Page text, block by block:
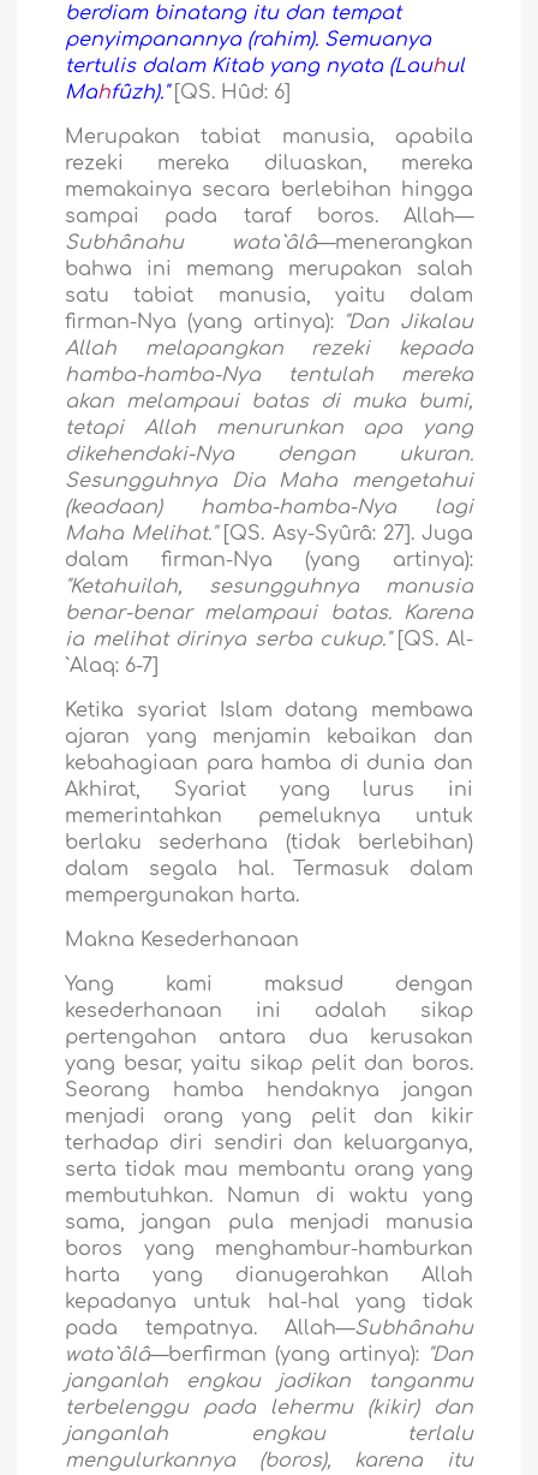
berdiam binatang itu dan tempat
penyimpanannya (rahim). Semuanya
tertulis dalam Kitab yang nyata (Lauhul
Mahfûzh)."[QS. Hûd: 6]
Merupakan tabiat manusia, apabila
rezeki mereka diluaskan, mereka
memakainya secara berlebihan hingga
sampai pada taraf boros. Allah—
Subhânahu wata`âlâ—menerangkan
bahwa ini memang merupakan salah
satu tabiat manusia, yaitu dalam
firman-Nya (yang artinya):
"Dan Jikalau
Allah melapangkan rezeki kepada
hamba-hamba-Nya tentulah mereka
akan melampaui batas di muka bumi,
tetapi Allah menurunkan apa yang
dikehendaki-Nya dengan ukuran.
Sesungguhnya Dia Maha mengetahui
(keadaan) hamba-hamba-Nya lagi
Maha Melihat."[QS. Asy-Syûrâ: 27]. Juga
dalam firman-Nya (yang artinya):
"Ketahuilah, sesungguhnya manusia
benar-benar melampaui batas. Karena
ia melihat dirinya serba cukup."[QS. Al-
`Alaq: 6-7]
Ketika syariat Islam datang membawa
ajaran yang menjamin kebaikan dan
kebahagiaan para hamba di dunia dan
Akhirat, Syariat yang lurus ini
memerintahkan pemeluknya untuk
berlaku sederhana (tidak berlebihan)
dalam segala hal. Termasuk dalam
mempergunakan harta.
Makna Kesederhanaan
Yang kami maksud dengan
kesederhanaan ini adalah sikap
pertengahan antara dua kerusakan
yang besar, yaitu sikap pelit dan boros.
Seorang hamba hendaknya jangan
menjadi orang yang pelit dan kikir
terhadap diri sendiri dan keluarganya,
serta tidak mau membantu orang yang
membutuhkan. Namun di waktu yang
sama, jangan pula menjadi manusia
boros yang menghambur-hamburkan
harta yang dianugerahkan Allah
kepadanya untuk hal-hal yang tidak
pada tempatnya. Allah—Subhânahu
wata`âlâ—berfirman (yang artinya): "Dan
janganlah engkau jadikan tanganmu
terbelenggu pada lehermu (kikir) dan
janganlah engkau terlalu
mengulurkannya (boros), karena itu